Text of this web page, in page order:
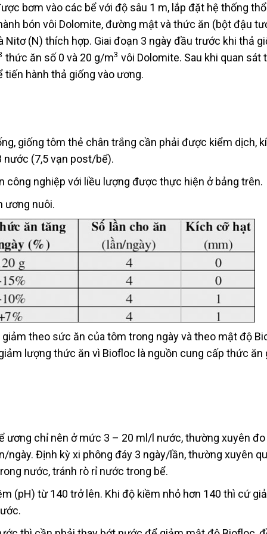
bơm vào các bể với độ sâu 1 m, lắp đặt hệ thống
bón vôi Dolomite, đường mật và thức ăn (bột đậu
Nitơ (N) thích hợp. Giai đoạn 3 ngày đầu trước khi thả
thức ăn số 0 và 20 g/m3 vôi Dolomite. Sau khi quan sát
hành thả giống vào ương.
giống tôm thẻ chân trắng cần phải được kiểm dịch,
(7,5 vạn post/bể).
công nghiệp với liều lượng được thực hiện ở bảng trên.
ương nuôi.
theo sức ăn của tôm trong ngày và theo mật độ
lượng thức ăn vì Biofloc là nguồn cung cấp thức ăn
ương chỉ nên ở mức 3 – 20 ml/l nước, thường xuyên
ngày. Định kỳ xi phông đáy 3 ngày/lần, thường xuyên
nước, tránh rò rỉ nước trong bể.
(pH) từ 140 trở lên. Khi độ kiềm nhỏ hơn 140 thì cứ